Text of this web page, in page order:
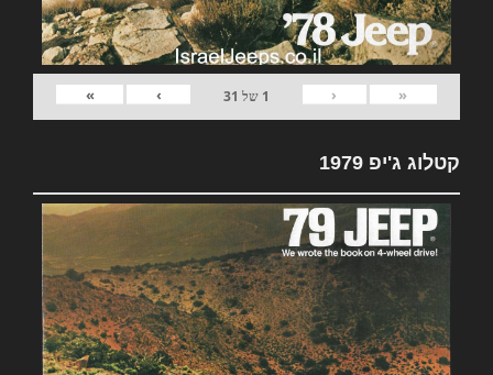
«
‹
1 של 31
›
»
קטלוג ג'יפ 1979